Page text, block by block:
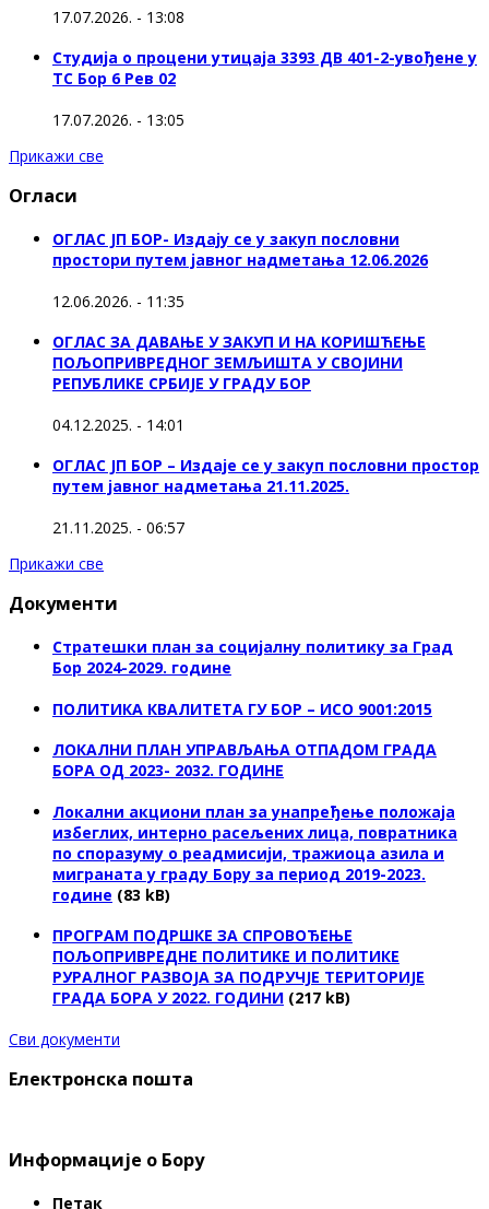
17.07.2026. - 13:08
Студија о процени утицаја 3393 ДВ 401-2-увођене у
ТС Бор 6 Рев 02
17.07.2026. - 13:05
Прикажи све
Огласи
ОГЛАС ЈП БОР- Издају се у закуп пословни
простори путем јавног надметања 12.06.2026
12.06.2026. - 11:35
ОГЛАС ЗА ДАВАЊЕ У ЗАКУП И НА КОРИШЋЕЊЕ
ПОЉОПРИВРЕДНОГ ЗЕМЉИШТА У СВОЈИНИ
РЕПУБЛИКЕ СРБИЈЕ У ГРАДУ БОР
04.12.2025. - 14:01
ОГЛАС ЈП БОР – Издаје се у закуп пословни простор
путем јавног надметања 21.11.2025.
21.11.2025. - 06:57
Прикажи све
Документи
Стратешки план за социјалну политику за Град
Бор 2024-2029. године
ПОЛИТИКА КВАЛИТЕТА ГУ БОР – ИСО 9001:2015
ЛОКАЛНИ ПЛАН УПРАВЉАЊА ОТПАДОМ ГРАДА
БОРА ОД 2023- 2032. ГОДИНЕ
Локални акциони план за унапређење положаја
избеглих, интерно расељених лица, повратника
по споразуму о реадмисији, тражиоца азила и
миграната у граду Бору за период 2019-2023.
године (83 kB)
ПРОГРАМ ПОДРШКЕ ЗА СПРОВОЂЕЊЕ
ПОЉОПРИВРЕДНЕ ПОЛИТИКЕ И ПОЛИТИКЕ
РУРАЛНОГ РАЗВОЈА ЗА ПОДРУЧЈЕ ТЕРИТОРИЈЕ
ГРАДА БОРА У 2022. ГОДИНИ (217 kB)
Сви документи
Електронска пошта
Информације о Бору
Петак